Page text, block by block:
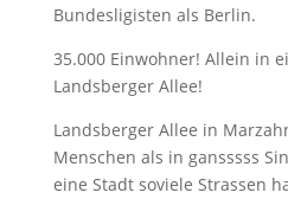
Bundesligisten als Berlin.
35.000 Einwohner! Allein in
Landsberger Allee!
Landsberger Allee in
Menschen als in gansssss
eine Stadt soviele Strassen